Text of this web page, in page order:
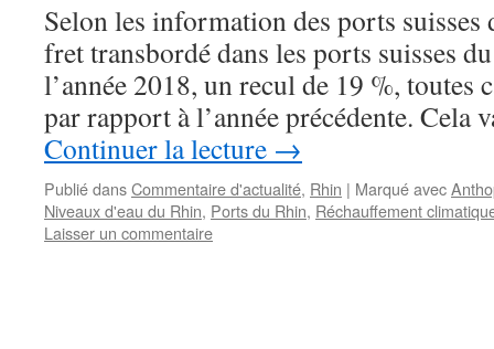
Selon les information des ports suisses
fret transbordé dans les ports suisses
l’année 2018, un recul de 19 %, toutes
par rapport à l’année précédente.
Continuer la lecture →
Publié dansCommentaire d'actualité, Rhin | Marqué avec
Niveaux d'eau du Rhin, Ports du Rhin, Réchauffement
Laisser un commentaire